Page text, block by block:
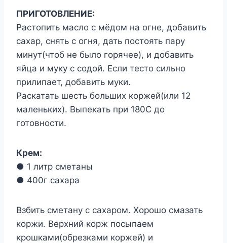
ПРИГОТОВЛЕНИЕ:
Растопить масло с мёдом на огне, добавить
сахар, снять с огня, дать постоять пару
минут(чтоб не было горячее), и добавить
яйца и муку с содой. Если тесто сильно
прилипает, добавить муки.
Раскатать шесть больших коржей(или 12
маленьких). Выпекать при 180С до
готовности.
Крем:
● 1 литр сметаны
● 400г сахара
Взбить сметану с сахаром. Хорошо смазать
коржи. Верхний корж посыпаем
крошками(обрезками коржей) и